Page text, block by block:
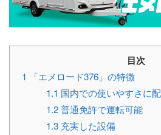
目次
1 「エメロード376」の特徴
1.1 国内での使いやすさに
1.2普通免許で運転可能
1.3 充実した設備